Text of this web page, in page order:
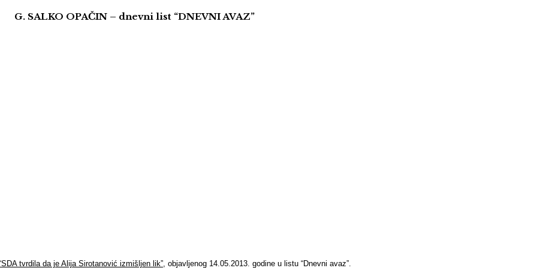
G. SALKO OPAČIN – dnevni list “DNEVNI AVAZ”
tvrdila da je Alija Sirotanović izmišljen lik” , objavljenog 14.05.2013. godine u listu “Dnevni avaz”.